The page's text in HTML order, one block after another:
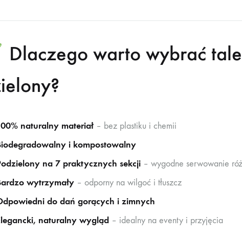
Dlaczego warto wybrać
naturalny materiał – bez plastiku i chemii
i kompostowalny
na 7 praktycznych sekcji – wygodne serwowanie
wytrzymały – odporny na wilgoć i tłuszcz
do dań gorących i zimnych
naturalny wygląd – idealny na eventy i przyjęcia